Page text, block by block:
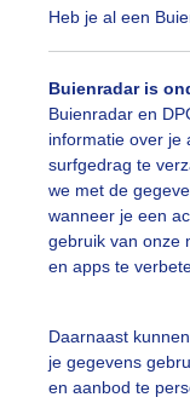
Heb je al een
Buienradar is
Buienradar en
informatie over je
surfgedrag te
we met de
wanneer je een
gebruik van onze
en apps te
Daarnaast
je gegevens
en aanbod te
#duinen
#hittegolf
#opklaringen
alle categorieën
vragen
Klik